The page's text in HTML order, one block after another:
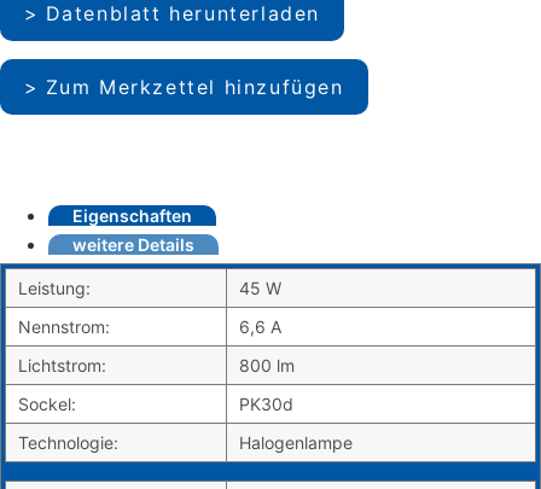
Datenblatt herunterladen
Zum Merkzettel hinzufügen
Eigenschaften
weitere Details
Leistung:
45 W
Nennstrom:
6,6 A
Lichtstrom:
800 lm
Sockel:
PK30d
Technologie:
Halogenlampe